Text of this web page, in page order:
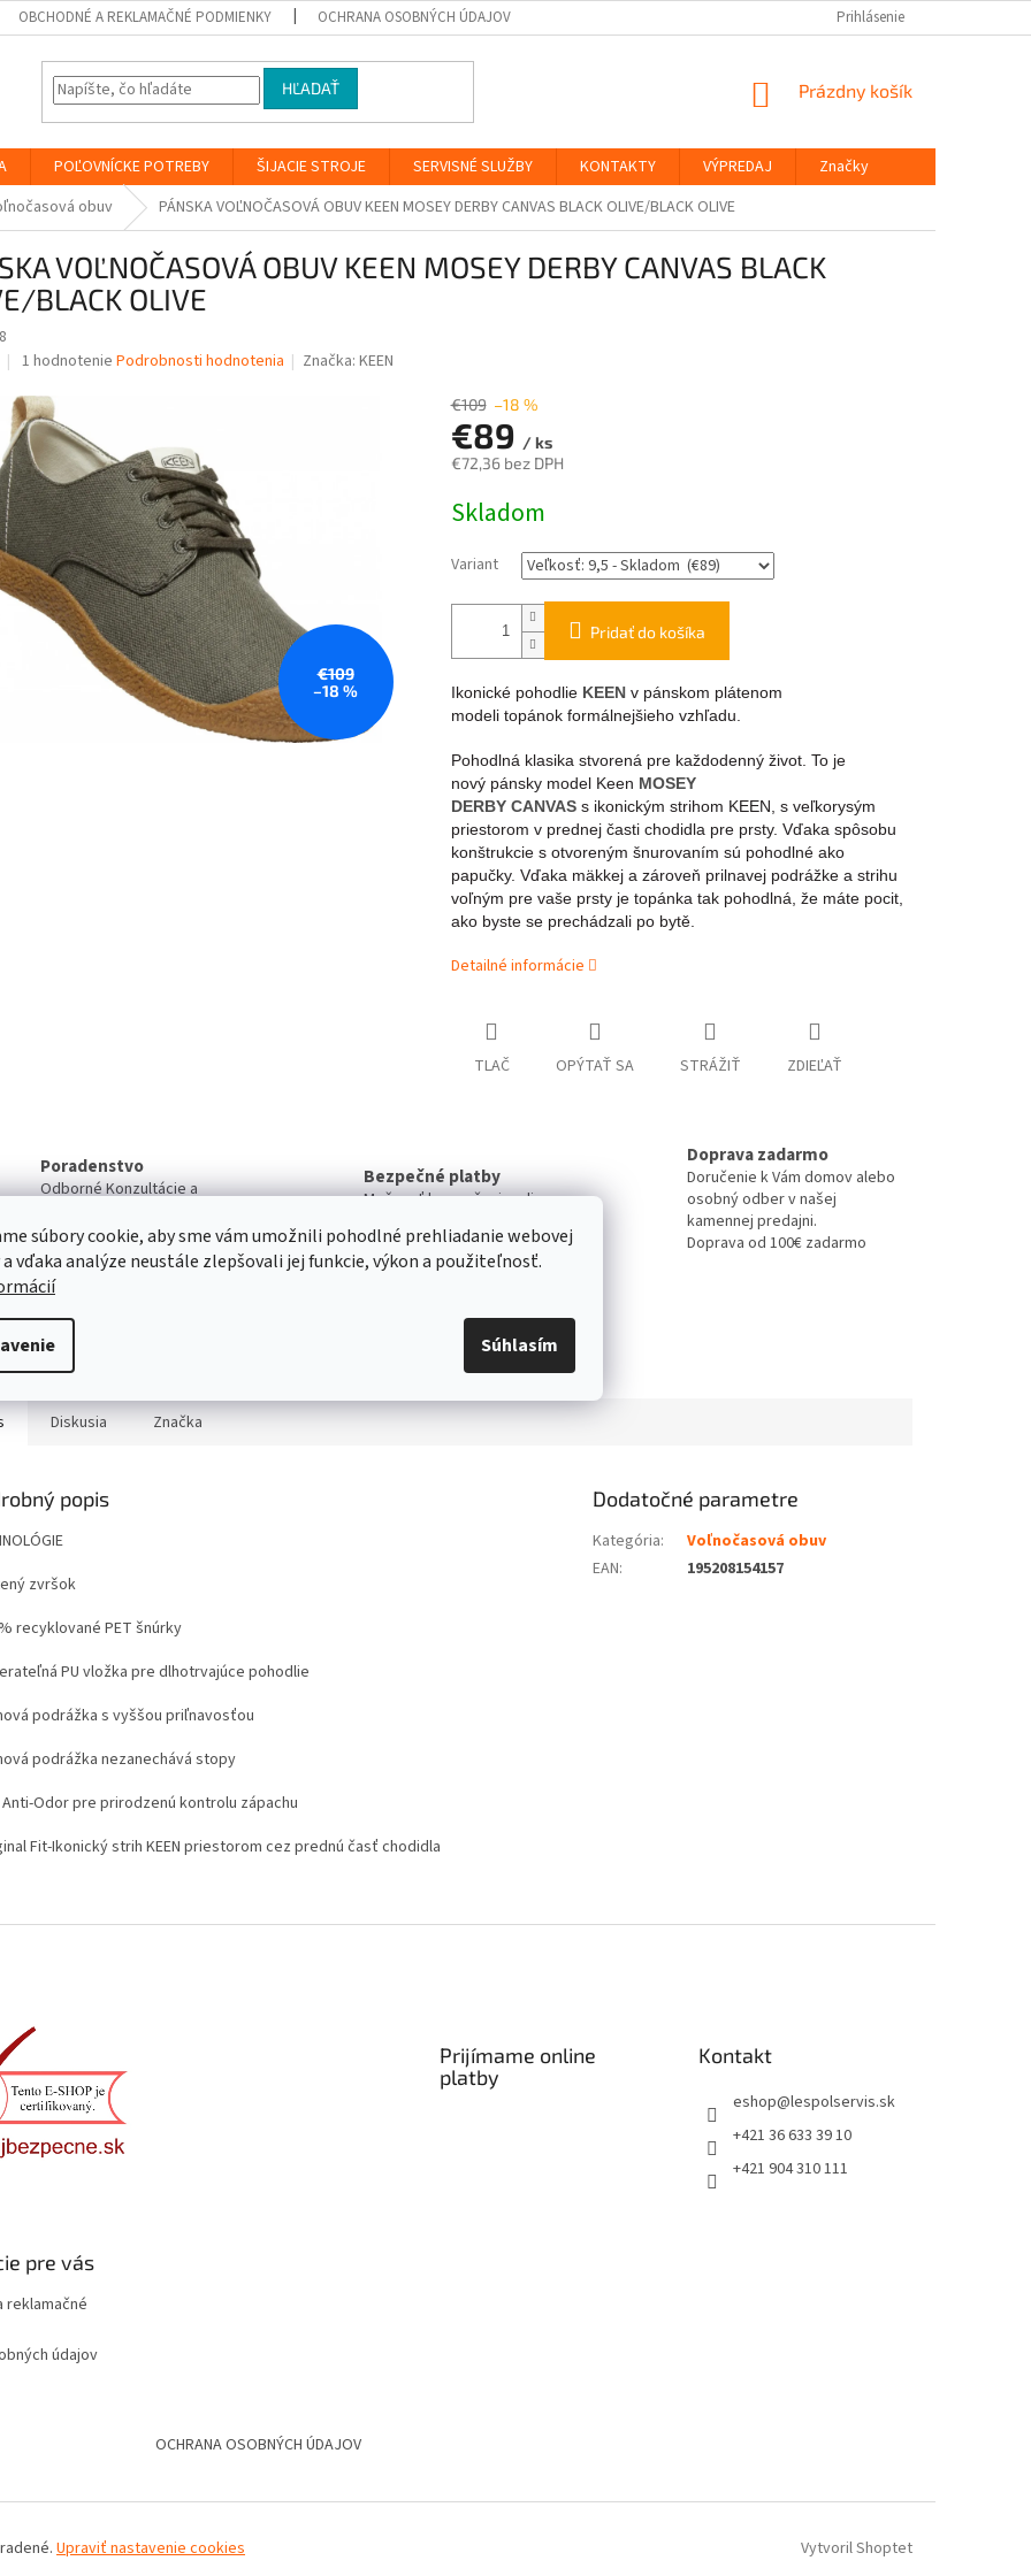
súbory cookie, aby sme vám umožnili pohodlné prehliadanie webovej
vďaka analýze neustále zlepšovali jej funkcie, výkon a použiteľnosť.
Súhlasím
OBCHODNÉ A REKLAMAČNÉ PODMIENKY OCHRANA OSOBNÝCH ÚDAJOV Prihlásenie
HĽADAŤ
NÁKUPNÝ
Prázdny košík
POĽOVNÍCKE POTREBY ŠIJACIE STROJE SERVISNÉ SLUŽBY KONTAKTY VÝPREDAJ
Značky
obuv PÁNSKA VOĽNOČASOVÁ OBUV KEEN MOSEY DERBY CANVAS BLACK OLIVE/BLACK OLIVE
VOĽNOČASOVÁ OBUV KEEN MOSEY DERBY CANVAS BLACK
BLACK OLIVE
Priemerné
produktu
je
5,0
z
5
hviezdičiek.
1 hodnotenie Podrobnosti hodnotenia Značka:KEEN
€109
–18 %
€109 –18 %
€89 / ks
€72,36 bez DPH
cena:
Skladom
Variant
Pridať do košíka
Ikonické pohodlie KEENv pánskom plátenom
modeli topánok formálnejšieho vzhľadu.
Pohodlná klasika stvorená pre každodenný život. To je
nový pánsky model Keen MOSEY
DERBY CANVAS s ikonickým strihom KEEN, s veľkorysým
priestorom v prednej časti chodidla pre prsty. Vďaka spôsobu
konštrukcie s otvoreným šnurovaním sú pohodlné ako
papučky. Vďaka mäkkej a zároveň prilnavej podrážke a strihu
voľným pre vaše prsty je topánka tak pohodlná, že máte pocit,
ako byste se prechádzali po bytě.
Detailné informácie
TLAČ OPÝTAŤ SA STRÁŽIŤ ZDIEĽAŤ
Poradenstvo
Odborné Konzultácie a
produktov
Bezpečné platby
Možnosť bezpečnej on-line
Doprava zadarmo
Doručenie k Vám domov alebo
osobný odber v našej
kamennej predajni.
Doprava od 100€ zadarmo
Servis
Kvalitný záručný aj pozáručný servis
Viac o našich servisných službách ....
Diskusia Značka
popis
zvršok
recyklované PET šnúrky
PU vložka pre dlhotrvajúce pohodlie
podrážka s vyššou priľnavosťou
podrážka nezanechává stopy
Anti-Odor pre prirodzenú kontrolu zápachu
Fit-Ikonický strih KEEN priestorom cez prednú časť chodidla
Dodatočné parametre
Kategória:
Voľnočasová obuv
EAN: 195208154157
Prijímame online
platby
Kontakt
eshop@lespolservis.sk
+421 36 633 39 10
+421 904 310 111
pre vás
reklamačné
údajov
OCHRANA OSOBNÝCH ÚDAJOV
Vytvoril Shoptet
Upraviť nastavenie cookies